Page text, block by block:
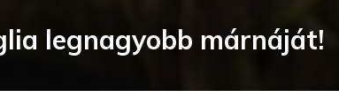
legnagyobb márnáját!